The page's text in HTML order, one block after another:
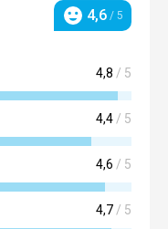
Hodnocení
4,6 / 5
4,8 / 5
4,4 / 5
4,6 / 5
4,7 / 5